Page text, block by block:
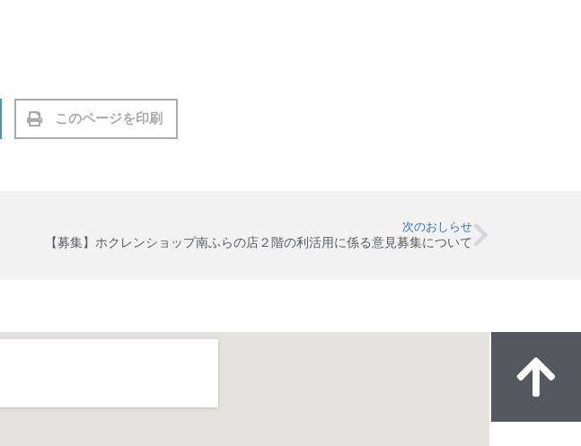
このページを印刷
次のおしらせ
【募集】ホクレンショップ南ふらの店２階の利活用に係る意見募集について